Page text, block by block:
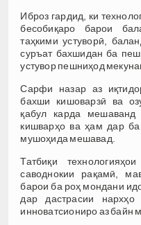
Иброз гардид, ки
бесобиқаро барои
таҳкими устуворӣ,
суръат бахшидан ба
устувор пешниҳод
Сарфи назар аз
бахши кишоварзӣ ва
қабул карда
кишварҳо ва ҳам дар
мушоҳида мешавад.
Татбиқи
саводнокии рақамӣ,
барои ба роҳ мондани
дар дастрасии нархҳо
инноватсиониро аз байн